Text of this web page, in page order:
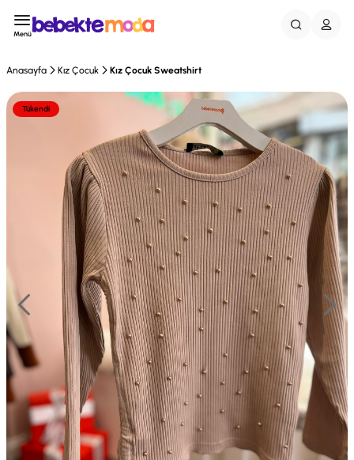
Menü
Anasayfa Kız Çocuk Kız Çocuk Sweatshirt
Tükendi